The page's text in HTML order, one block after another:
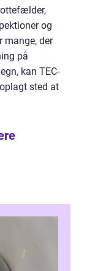
og
mange, der
på
kan TEC-
sted at